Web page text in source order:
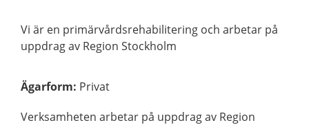
Vi är en primärvårdsrehabilitering och arbetar på
uppdrag av Region Stockholm
Ägarform: Privat
Verksamheten arbetar på uppdrag av Region